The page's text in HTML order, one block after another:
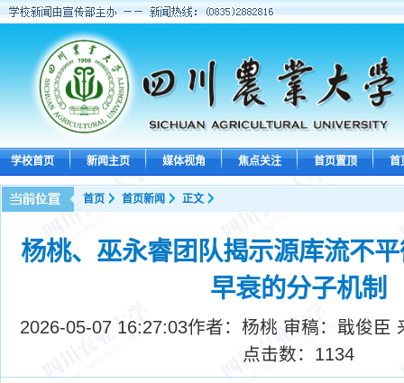
学校首页 新闻主页 媒体视角 焦点关注 首页置顶 首
首页 首页新闻 正文
杨桃、巫永睿团队揭示源库流不
早衰的分子机制
2026-05-07 16:27:03作者：杨桃 审稿：戢俊臣
点击数： 1134